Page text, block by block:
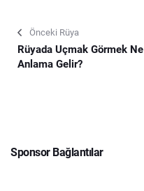
Önceki Rüya
Rüyada Uçmak Görmek Ne
Anlama Gelir?
Sponsor Bağlantılar